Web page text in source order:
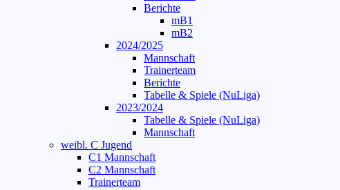
Berichte
mB1
mB2
2024/2025
Mannschaft
Trainerteam
Berichte
Tabelle & Spiele (NuLiga)
2023/2024
Tabelle & Spiele (NuLiga)
Mannschaft
weibl. C Jugend
C1 Mannschaft
C2 Mannschaft
Trainerteam